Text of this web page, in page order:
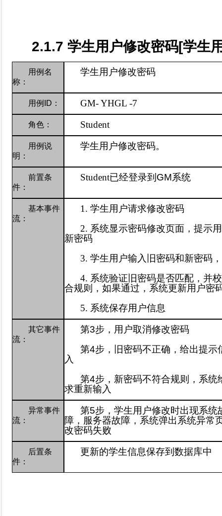
2.1.7学生用户修改密码[学生
用例名
称：
学生用户修改密码
用例 ID ： GM-YHGL -7
角色： Student
用例说
明：
学生用户修改密码。
前置条
件：
Student已经登录到 GM系统
基本事件
流：
1.学生用户请求修改密码
2. 系统显示密码修改页面，提示
新密码
3.学生用户输入旧密码和新密码
4. 系统验证旧密码是否匹配，并
合规则，如果通过，系统更新用户密
5. 系统保存用户信息
其它事件
流：
第3步， 用户取消修改密码
第4步，旧密码不正确，给出提示
入
第4步，新密码不符合规则，系统
求重新输入
异常事件
流：
第5步，学生用户修改时出现系统
障，服务器故障，系统弹出系统异常
改密码失败
后置条
件：
更新的学生信息保存到数据库中